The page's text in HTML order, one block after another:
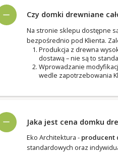
Czy domki drewniane
Na stronie sklepu dostępne
bezpośrednio pod Klienta.
Produkcja z drewna
dostawą – nie są to
Wprowadzanie
wedle zapotrzebowania
Jaka jest cena domku
Eko Architektura - producent
standardowych oraz